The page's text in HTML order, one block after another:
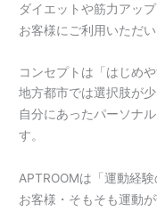
ダイエットや筋力アッ
お客様にご利用いただい
コンセプトは「はじめ
地方都市では選択肢が少
自分にあったパーソナ
す。
APTROOMは「運動経
お客様・そもそも運動